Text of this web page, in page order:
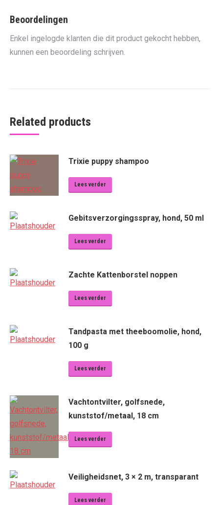
Beoordelingen
Enkel ingelogde klanten die dit product gekocht hebben,
kunnen een beoordeling schrijven.
Related products
Trixie puppy shampoo
Lees verder
Gebitsverzorgingsspray, hond, 50 ml
Lees verder
Zachte Kattenborstel noppen
Lees verder
Tandpasta met theeboomolie, hond,
100 g
Lees verder
Vachtontvilter, golfsnede,
kunststof/metaal, 18 cm
Lees verder
Veiligheidsnet, 3 × 2 m, transparant
Lees verder